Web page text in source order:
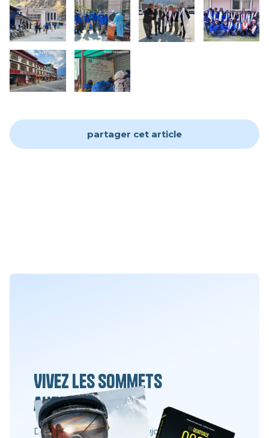
partager cet article
Vivez les sommets
autrement
Des films, des livres et toujours la même